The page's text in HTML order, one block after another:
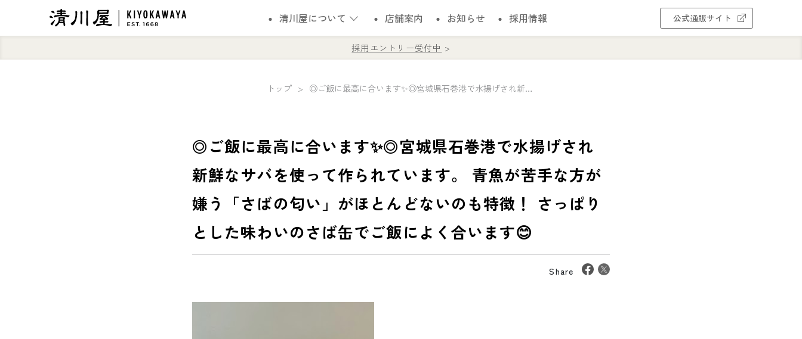
清川屋について 店舗案内 お知らせ 採用情報 公式通販サイト
採用エントリー受付中
トップ ◎ご飯に最高に合います✨◎宮城県石巻港で水揚げされ新鮮なサバを使って作られています。 青魚が苦手な方が嫌う「さばの匂い」がほとんどないのも特徴！ さっぱりとした味わいのさば缶でご飯によく合います😊
◎ご飯に最高に合います✨◎宮城県石巻港で水揚げされ
新鮮なサバを使って作られています。 青魚が苦手な方が
嫌う「さばの匂い」がほとんどないのも特徴！ さっぱり
とした味わいのさば缶でご飯によく合います😊
Share